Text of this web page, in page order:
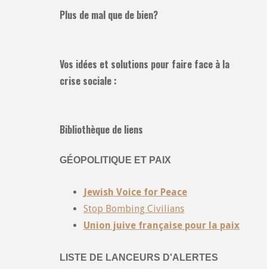
Plus de mal que de bien?
Vos idées et solutions pour faire face à la
crise sociale :
Bibliothèque de liens
GÉOPOLITIQUE ET PAIX
Jewish Voice for Peace
Stop Bombing Civilians
Union juive française pour la paix
LISTE DE LANCEURS D'ALERTES